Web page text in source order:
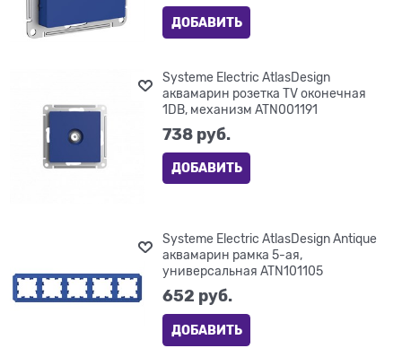
ДОБАВИТЬ
Systeme Electric AtlasDesign
аквамарин розетка TV оконечная
1DB, механизм ATN001191
738 руб.
ДОБАВИТЬ
Systeme Electric AtlasDesign Antique
аквамарин рамка 5-ая,
универсальная ATN101105
652 руб.
ДОБАВИТЬ